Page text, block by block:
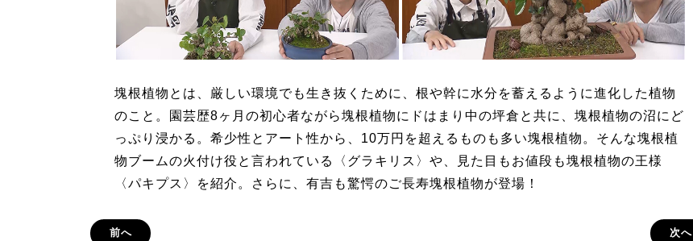
塊根植物とは、厳しい環境でも生き抜くために、根や幹に水分を蓄えるように進化した植物
のこと。園芸歴8ヶ月の初心者ながら塊根植物にドはまり中の坪倉と共に、塊根植物の沼にど
っぷり浸かる。希少性とアート性から、10万円を超えるものも多い塊根植物。そんな塊根植
物ブームの火付け役と言われている〈グラキリス〉や、見た目もお値段も塊根植物の王様
〈パキプス〉を紹介。さらに、有吉も驚愕のご長寿塊根植物が登場！
前へ 次へ